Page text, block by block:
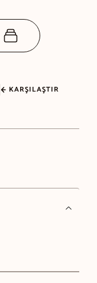
KARŞILAŞTIR